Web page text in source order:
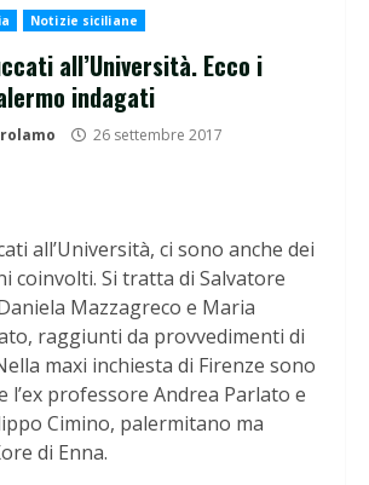
Notizie siciliane
all’Università. Ecco i
indagati
26 settembre 2017
all’Università, ci sono anche dei
coinvolti. Si tratta di Salvatore
Mazzagreco e Maria
raggiunti da provvedimenti di
maxi inchiesta di Firenze sono
l’ex professore Andrea Parlato e
Cimino, palermitano ma
di Enna.